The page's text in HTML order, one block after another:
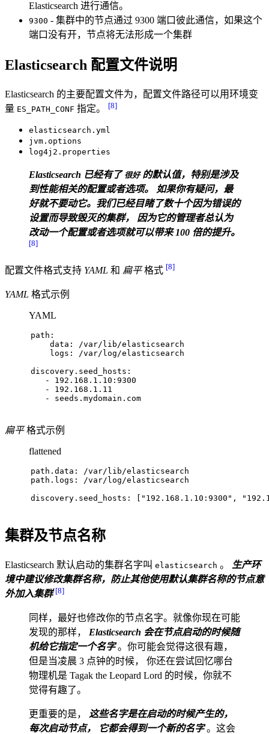
Elasticsearch 进行通信。
9300 - 集群中的节点通过 9300 端口彼此通信，如果这个
端口没有开，节点将无法形成一个集群
Elasticsearch 配置文件说明
Elasticsearch 的主要配置文件为，配置文件路径可以用环境变
量 ES_PATH_CONF 指定。 [8]
elasticsearch.yml
jvm.options
log4j2.properties
Elasticsearch 已经有了 很好的默认值，特别是涉及
到性能相关的配置或者选项。 如果你有疑问，最
好就不要动它。我们已经目睹了数十个因为错误的
设置而导致毁灭的集群， 因为它的管理者总认为
改动一个配置或者选项就可以带来 100 倍的提升。
[8]
配置文件格式支持 YAML 和 扁平格式 [8]
YAML 格式示例
YAML
path:
    data: /var/lib/elasticsearch
    logs: /var/log/elasticsearch
discovery.seed_hosts:
   - 192.168.1.10:9300
   - 192.168.1.11
   - seeds.mydomain.com
扁平格式示例
flattened
path.data: /var/lib/elasticsearch
path.logs: /var/log/elasticsearch
discovery.seed_hosts: ["192.168.1.10:9300",
集群及节点名称
Elasticsearch 默认启动的集群名字叫 elasticsearch 。
生产环
境中建议修改集群名称，防止其他使用默认集群名称的节点意
外加入集群 [8]
同样，最好也修改你的节点名字。就像你现在可能
发现的那样， Elasticsearch 会在节点启动的时候随
机给它指定一个名字。你可能会觉得这很有趣，
但是当凌晨 3 点钟的时候， 你还在尝试回忆哪台
物理机是 Tagak the Leopard Lord 的时候，你就不
觉得有趣了。
更重要的是， 这些名字是在启动的时候产生的，
每次启动节点， 它都会得到一个新的名字。这会